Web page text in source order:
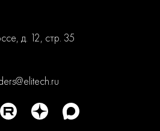
д. 12, стр. 35